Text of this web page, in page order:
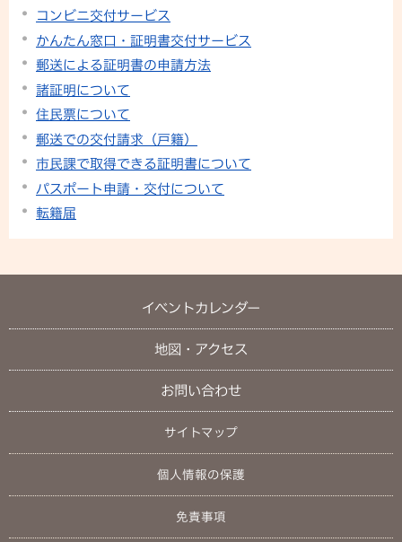
コンビニ交付サービス
かんたん窓口・証明書交付サービス
郵送による証明書の申請方法
諸証明について
住民票について
郵送での交付請求（戸籍）
市民課で取得できる証明書について
パスポート申請・交付について
転籍届
イベントカレンダー
地図・アクセス
お問い合わせ
サイトマップ
個人情報の保護
免責事項